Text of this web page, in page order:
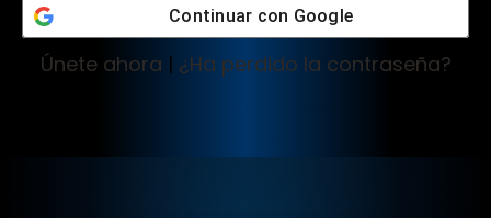
Continuar con Google
Únete ahora | ¿Ha perdido la contraseña?